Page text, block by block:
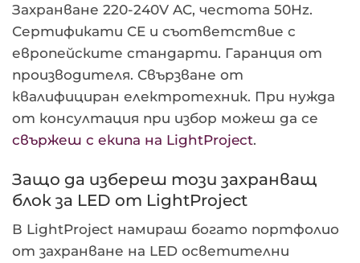
Захранване 220-240V AC, честота 50Hz.
Сертификати CE и съответствие с
европейските стандарти. Гаранция от
производителя. Свързване от
квалифициран електротехник. При нужда
от консултация при избор можеш да се
свържеш с екипа на LightProject.
Защо да избереш този захранващ
блок за LED от LightProject
В LightProject намираш богато портфолио
от захранване на LED осветителни